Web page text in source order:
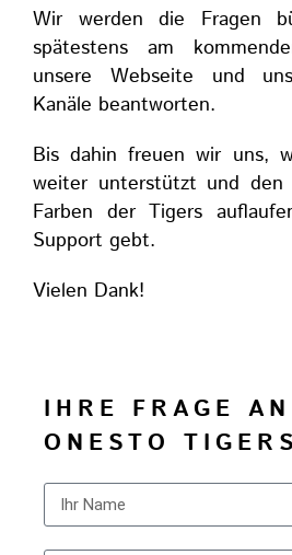
Wir werden die Fragen
spätestens am
unsere Webseite und
Kanäle beantworten.
Bis dahin freuen wir uns,
weiter unterstützt und
Farben der Tigers
Support gebt.
Vielen Dank!
IHRE FRAGE
ONESTO TIGERS